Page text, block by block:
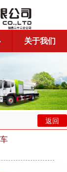
关于我们
返回